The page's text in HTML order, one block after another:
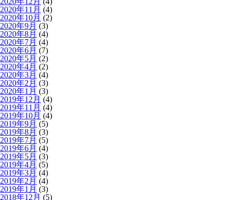
2020年11月 (4)
2020年10月 (2)
2020年9月 (3)
2020年8月 (4)
2020年7月 (4)
2020年6月 (7)
2020年5月 (2)
2020年4月 (2)
2020年3月 (4)
2020年2月 (3)
2020年1月 (3)
2019年12月 (4)
2019年11月 (4)
2019年10月 (4)
2019年9月 (5)
2019年8月 (3)
2019年7月 (5)
2019年6月 (4)
2019年5月 (3)
2019年4月 (5)
2019年3月 (4)
2019年2月 (4)
2019年1月 (3)
2018年12月 (5)